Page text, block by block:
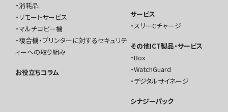
消耗品
リモートサービス
マルチコピー機
複合機・プリンターに対するセキュリテ
ィーへの取り組み
お役立ちコラム
サービス
スリーCチャージ
その他ICT製品・サービス
Box
WatchGuard
デジタルサイネージ
シナジーパック